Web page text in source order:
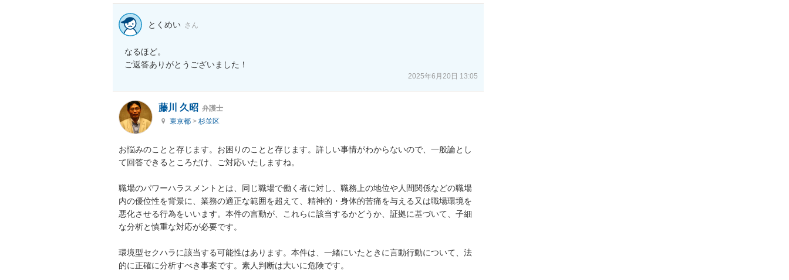
とくめい さん
なるほど。
2025年6月20日 13:05
藤川 久昭 弁護士
東京都 > 杉並区
お悩みのことと存じます。お困りのことと存じます。詳しい事情がわからないので、一般論とし
て回答できるところだけ、ご対応いたしますね。
職場のパワーハラスメントとは、同じ職場で働く者に対し、職務上の地位や人間関係などの職場
内の優位性を背景に、業務の適正な範囲を超えて、精神的・身体的苦痛を与える又は職場環境を
悪化させる行為をいいます。本件の言動が、これらに該当するかどうか、証拠に基づいて、子細
な分析と慎重な対応が必要です。
環境型セクハラに該当する可能性はあります。本件は、一緒にいたときに言動行動について、法
的に正確に分析すべき事案です。素人判断は大いに危険です。